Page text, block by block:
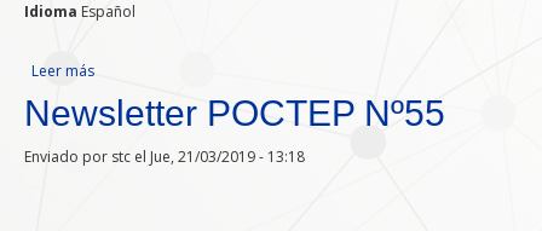
Idioma Español
Leer más
Newsletter POCTEP Nº55
Enviado por stc el Jue, 21/03/2019 - 13:18